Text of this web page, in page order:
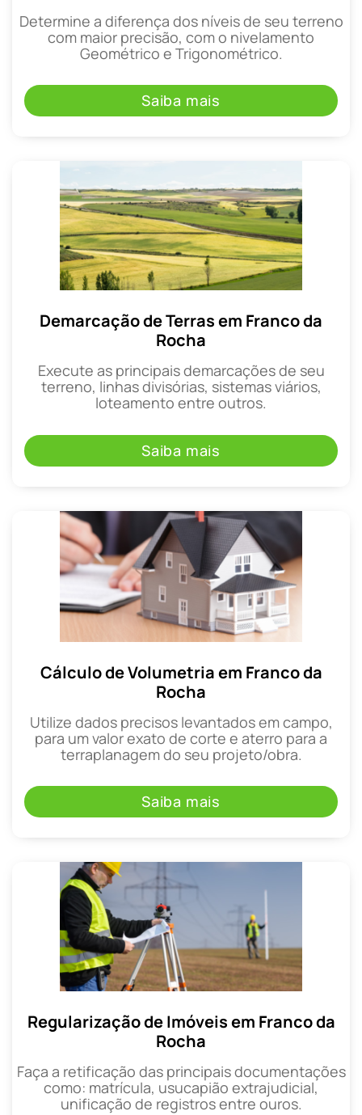
Determine a diferença dos níveis de seu terreno
com maior precisão, com o nivelamento
Geométrico e Trigonométrico.
Saiba mais
Demarcação de Terras em Franco da
Rocha
Execute as principais demarcações de seu
terreno, linhas divisórias, sistemas viários,
loteamento entre outros.
Saiba mais
Cálculo de Volumetria em Franco da
Rocha
Utilize dados precisos levantados em campo,
para um valor exato de corte e aterro para a
terraplanagem do seu projeto/obra.
Saiba mais
Regularização de Imóveis em Franco da
Rocha
Faça a retificação das principais documentações
como: matrícula, usucapião extrajudicial,
unificação de registros entre ouros.